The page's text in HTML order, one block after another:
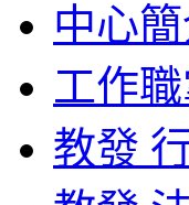
中心
工作
教發